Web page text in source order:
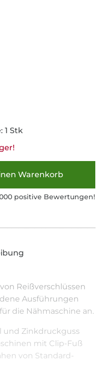
1 Stk
Warenkorb
positive Bewertungen!
Reißverschlüssen
Ausführungen
die Nähmaschine an.
und Zinkdruckguss
mit Clip-Fuß
von Standard-